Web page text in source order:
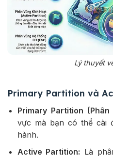
Lý thuyết
Primary Partition và
Primary Partition
vực mà bạn có thể cài
hành.
Active Partition: Là